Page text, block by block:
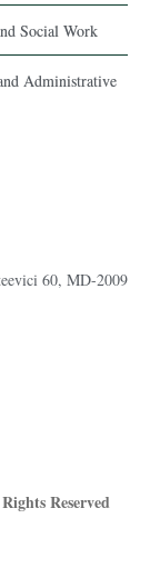
Social Work
Administrative
60, MD-2009
Reserved